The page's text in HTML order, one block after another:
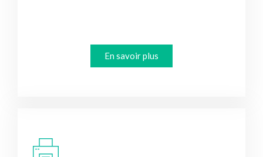
En savoir plus